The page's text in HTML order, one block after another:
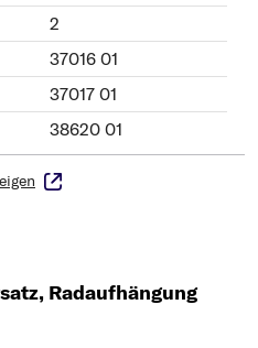
2
37016 01
37017 01
38620 01
Radaufhängung